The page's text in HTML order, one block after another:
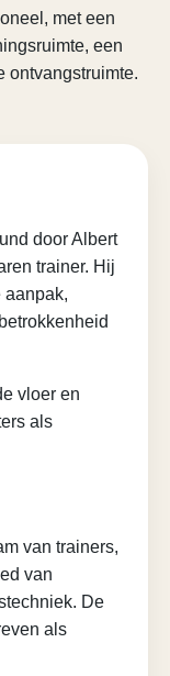
met een
een
ontvangstruimte.
door Albert
trainer. Hij
aanpak,
vloer en
als
van trainers,
van
De
als